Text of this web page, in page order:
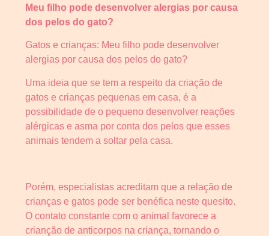
Meu filho pode desenvolver alergias por causa
dos pelos do gato?
Gatos e crianças: Meu filho pode desenvolver
alergias por causa dos pelos do gato?
Uma ideia que se tem a respeito da criação de
gatos e crianças pequenas em casa, é a
possibilidade de o pequeno desenvolver reações
alérgicas e asma por conta dos pelos que esses
animais tendem a soltar pela casa.
Porém, especialistas acreditam que a relação de
crianças e gatos pode ser benéfica neste quesito.
O contato constante com o animal favorece a
crianção de anticorpos na criança, tornando o